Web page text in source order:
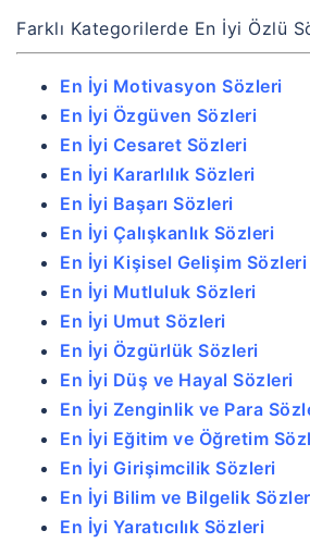
Farklı Kategorilerde En İyi Özlü
En İyi Motivasyon Sözleri
En İyi Özgüven Sözleri
En İyi Cesaret Sözleri
En İyi Kararlılık Sözleri
En İyi Başarı Sözleri
En İyi Çalışkanlık Sözleri
En İyi Kişisel Gelişim Sözleri
En İyi Mutluluk Sözleri
En İyi Umut Sözleri
En İyi Özgürlük Sözleri
En İyi Düş ve Hayal Sözleri
En İyi Zenginlik ve Para
En İyi Eğitim ve Öğretim
En İyi Girişimcilik Sözleri
En İyi Bilim ve Bilgelik
En İyi Yaratıcılık Sözleri